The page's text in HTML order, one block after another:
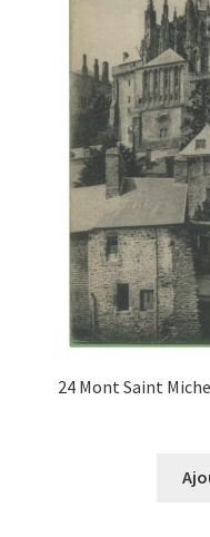
24 Mont Saint